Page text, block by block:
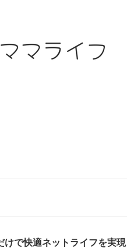
けで快適ネットライフを実現